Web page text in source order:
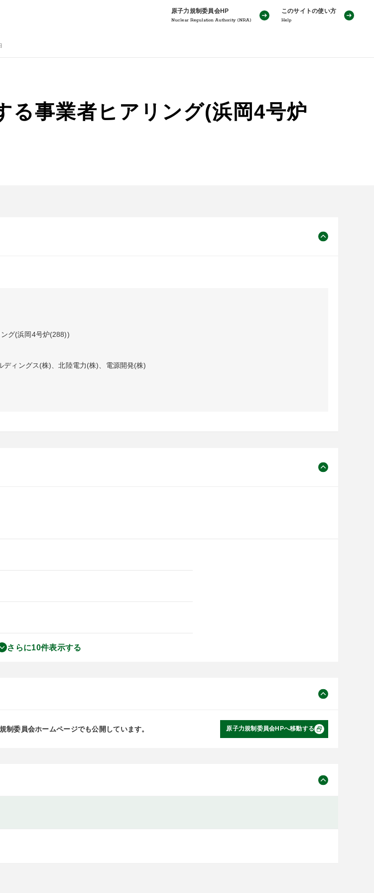
原子力規制委員会HP
Nuclear Regulation Authority (NRA)
このサイトの使い方
Help
る事業者ヒアリング(浜岡4号炉
グ(浜岡4号炉(288))
ィングス(株)、北陸電力(株)、電源開発(株)
さらに10件表示する
制委員会ホームページでも公開しています。 原子力規制委員会HPへ移動する